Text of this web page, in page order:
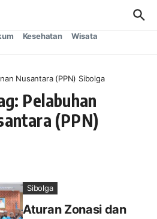
Kesehatan
Wisata
Nusantara (PPN) Sibolga
Pelabuhan
(PPN)
Sibolga
Aturan Zonasi dan